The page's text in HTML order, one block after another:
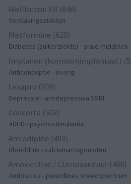
Wellbutrin XR (646)
Verslavingsziekten
Metformine (620)
Diabetes (suikerziekte) - orale middelen
Implanon (hormoonimplantaat)
Anticonceptie - overig
Lexapro (509)
Depressie - antidepressiva SSRI
Concerta (503)
ADHD - psychostimulantia
Amlodipine (493)
Bloeddruk - calciumantagonisten
Amoxicilline / Clavulaanzuur (486)
Antibiotica - penicillines breedspectrum